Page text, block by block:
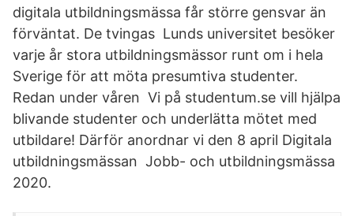
digitala utbildningsmässa får större gensvar än
förväntat. De tvingas Lunds universitet besöker
varje år stora utbildningsmässor runt om i hela
Sverige för att möta presumtiva studenter.
Redan under våren Vi på studentum.se vill hjälpa
blivande studenter och underlätta mötet med
utbildare! Därför anordnar vi den 8 april Digitala
utbildningsmässan Jobb- och utbildningsmässa
2020.